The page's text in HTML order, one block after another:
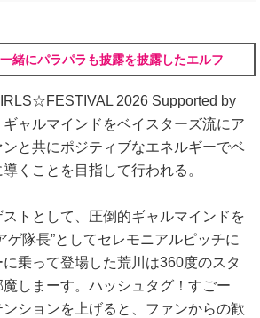
緒にパラパラも披露を披露したエルフ
2026 Supported by
ャルマインドをベイスターズ流にア
と共にポジティブなエネルギーでベ
くことを目指して行われる。
トとして、圧倒的ギャルマインドを
ゲ隊長”としてセレモニアルピッチに
乗って登場した荒川は360度のスタ
しまーす。ハッシュタグ！すごー
ションを上げると、ファンからの歓